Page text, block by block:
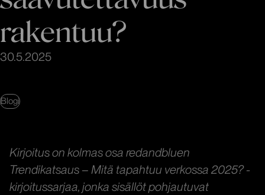
rakentuu?
30.5.2025
Blogi
Kirjoitus on kolmas osa redandbluen
Trendikatsaus – Mitä tapahtuu verkossa 2025? -
kirjoitussarjaa, jonka sisällöt pohjautuvat